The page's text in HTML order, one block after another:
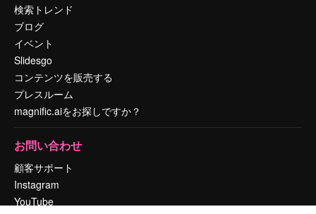
検索トレンド
ブログ
イベント
Slidesgo
コンテンツを販売する
プレスルーム
magnific.aiをお探しですか？
お問い合わせ
顧客サポート
Instagram
YouTube